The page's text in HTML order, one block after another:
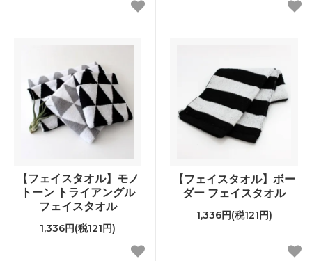
【フェイスタオル】モノ
トーン トライアングル
フェイスタオル
1,336円(税121円)
【フェイスタオル】ボー
ダー フェイスタオル
1,336円(税121円)